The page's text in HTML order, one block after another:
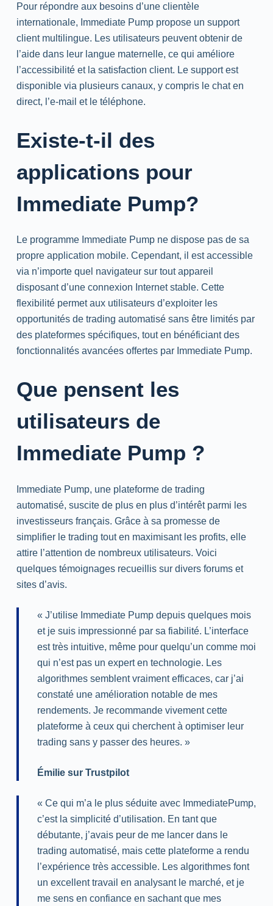
Pour répondre aux besoins d’une clientèle
internationale, Immediate Pump propose un support
client multilingue. Les utilisateurs peuvent obtenir de
l’aide dans leur langue maternelle, ce qui améliore
l’accessibilité et la satisfaction client. Le support est
disponible via plusieurs canaux, y compris le chat en
direct, l’e-mail et le téléphone.
Existe-t-il des
applications pour
Immediate Pump?
Le programme Immediate Pump ne dispose pas de sa
propre application mobile. Cependant, il est accessible
via n’importe quel navigateur sur tout appareil
disposant d’une connexion Internet stable. Cette
flexibilité permet aux utilisateurs d’exploiter les
opportunités de trading automatisé sans être limités par
des plateformes spécifiques, tout en bénéficiant des
fonctionnalités avancées offertes par Immediate Pump.
Que pensent les
utilisateurs de
Immediate Pump ?
Immediate Pump, une plateforme de trading
automatisé, suscite de plus en plus d’intérêt parmi les
investisseurs français. Grâce à sa promesse de
simplifier le trading tout en maximisant les profits, elle
attire l’attention de nombreux utilisateurs. Voici
quelques témoignages recueillis sur divers forums et
sites d’avis.
« J’utilise Immediate Pump depuis quelques mois
et je suis impressionné par sa fiabilité. L’interface
est très intuitive, même pour quelqu’un comme moi
qui n’est pas un expert en technologie. Les
algorithmes semblent vraiment efficaces, car j’ai
constaté une amélioration notable de mes
rendements. Je recommande vivement cette
plateforme à ceux qui cherchent à optimiser leur
trading sans y passer des heures. »
Émilie sur Trustpilot
« Ce qui m’a le plus séduite avec ImmediatePump,
c’est la simplicité d’utilisation. En tant que
débutante, j’avais peur de me lancer dans le
trading automatisé, mais cette plateforme a rendu
l’expérience très accessible. Les algorithmes font
un excellent travail en analysant le marché, et je
me sens en confiance en sachant que mes